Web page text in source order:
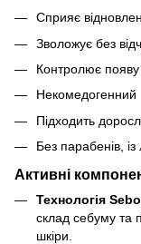
Сприяє
Зволожує без
Контролює появу
Некомедогенний
Підходить
Без парабенів,
Активні
Технологія
склад себуму та
шкіри.